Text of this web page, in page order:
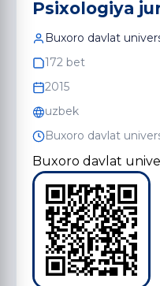
Psixologiya
Buxoro davlat
172 bet
2015
uzbek
Buxoro davlat
Buxoro davlat